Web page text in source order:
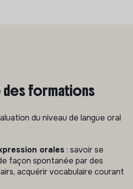
des formations
du niveau de langue oral
orales : savoir se
façon spontanée par des
acquérir vocabulaire courant